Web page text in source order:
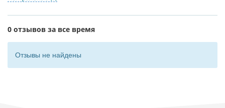
0 отзывов за все время
Отзывы не найдены